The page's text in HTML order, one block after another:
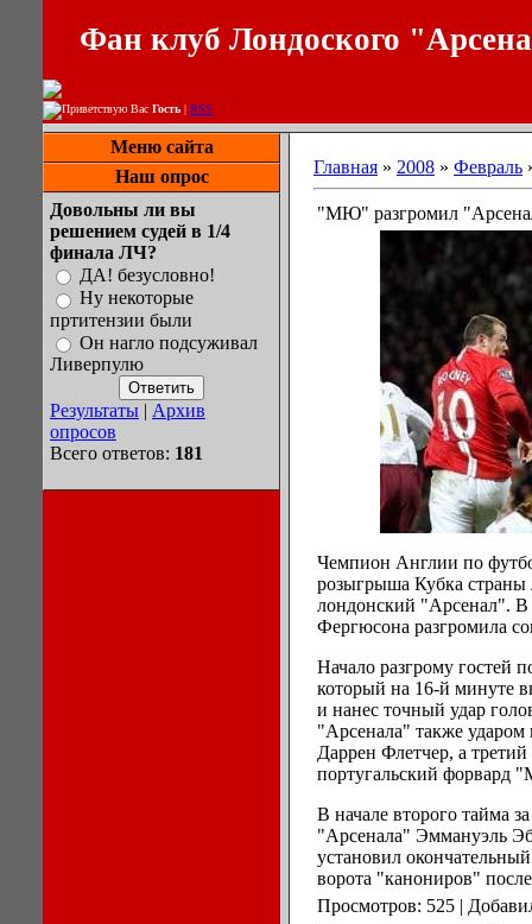
Фан клуб Лондоского
Приветствую Вас Гость | RSS
Меню сайта
Наш опрос
Довольны ли вы
решением судей в 1/4
финала ЛЧ?
ДА! безусловно!
Ну некоторые
пртитензии были
Он нагло подсуживал
Ливерпулю
Результаты | Архив
опросов
Всего ответов: 181
Главная » 2008 » Февраль
"МЮ" разгромил
Чемпион Англии по
розыгрыша Кубка
лондонский "Арсенал". В
Фергюсона разгромила
Начало разгрому
который на 16-й минуте
и нанес точный удар
"Арсенала" также ударом
Даррен Флетчер, а
португальский форвард
В начале второго тайма
"Арсенала" Эммануэль
установил
ворота "канониров"
Просмотров: 525 |